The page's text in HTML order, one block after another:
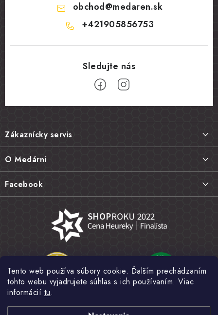
Tento web používa súbory cookie. Ďalším prechádzaním
tohto webu vyjadrujete súhlas s ich používaním. Viac
informácií tu.
obchod@medaren.sk
+421905856753
Z
á
p
ä
e
Zákaznícky servis
Vrátenie tovaru, výmena a reklamácie
Najčastejšie otázky FAQ
Hodnotenie obchodu
Obchodné podmienky
Ochrana osobných údajov
O Medárni
Náš príbeh
Kamenná predajňa
Fotogaléria
Novinky
Facebook